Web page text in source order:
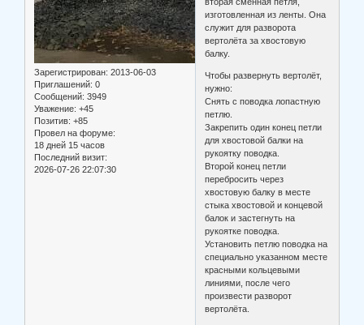
Зарегистрирован: 2013-06-03
Приглашений: 0
Сообщений: 3949
Уважение: +45
Позитив: +85
Провел на форуме:
18 дней 15 часов
Последний визит:
2026-07-26 22:07:30
изготовленная из ленты. Она
служит для разворота
вертолёта за хвостовую
балку.
Чтобы развернуть вертолёт,
нужно:
Снять с поводка лопастную
петлю.
Закрепить один конец петли
для хвостовой балки на
рукоятку поводка.
Второй конец петли
перебросить через
хвостовую балку в месте
стыка хвостовой и концевой
балок и застегнуть на
рукоятке поводка.
Установить петлю поводка на
специально указанном месте
красными кольцевыми
линиями, после чего
произвести разворот
вертолёта.